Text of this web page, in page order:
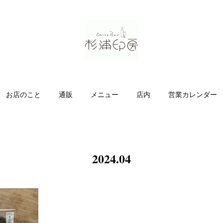
お店のこと 通販 メニュー 店内 営業カレンダー
2024.04